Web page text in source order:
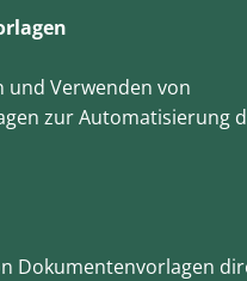
und Verwenden von
zur Automatisierung
Dokumentenvorlagen